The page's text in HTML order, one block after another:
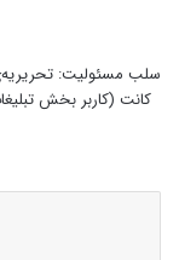
سلب‌ مسئولیت:
کانت (کاربر بخش